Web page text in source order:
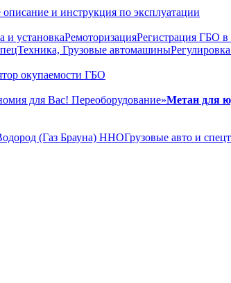
описание и инструкция по эксплуатации
установкаРемоторизацияРегистрация ГБО
Грузовые автомашины
окупаемости ГБО
для Вас! Переоборудование»Метан для
(Газ Брауна) ННОГрузовые авто и